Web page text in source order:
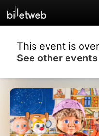
This event is
See other